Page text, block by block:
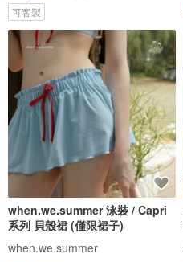
可客製
when.we.summer 泳裝 / Capri
系列 貝殼裙 (僅限裙子)
when.we.summer